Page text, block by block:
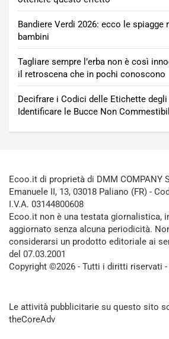
Bandiere Verdi 2026: ecco le spiagge
bambini
Tagliare sempre l’erba non è così
il retroscena che in pochi conoscono
Decifrare i Codici delle Etichette degli
Identificare le Bucce Non
Ecoo.it di proprietà di DMM COMPANY
Emanuele II, 13, 03018 Paliano (FR) -
I.V.A. 03144800608
Ecoo.it non è una testata giornalistica,
aggiornato senza alcuna periodicità.
considerarsi un prodotto editoriale ai
del 07.03.2001
Copyright ©2026 - Tutti i diritti riservati -
Le attività pubblicitarie su questo sito
theCoreAdv